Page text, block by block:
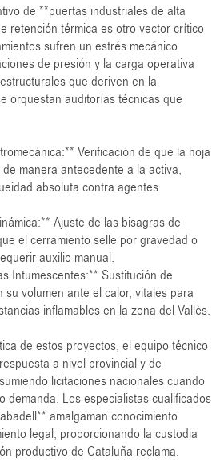
de **puertas industriales de alta
retención térmica es otro vector crítico
sufren un estrés mecánico
de presión y la carga operativa
que deriven en la
orquestan auditorías técnicas que
Verificación de que la hoja
manera antecedente a la activa,
absoluta contra agentes
Ajuste de las bisagras de
el cerramiento selle por gravedad o
auxilio manual.
Intumescentes:** Sustitución de
volumen ante el calor, vitales para
inflamables en la zona del Vallès.
de estos proyectos, el equipo técnico
a nivel provincial y de
licitaciones nacionales cuando
demanda. Los especialistas cualificados
amalgaman conocimiento
legal, proporcionando la custodia
productivo de Cataluña reclama.